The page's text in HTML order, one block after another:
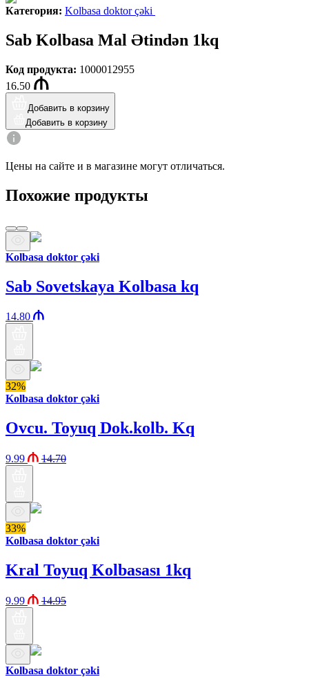
Категория: Kolbasa doktor çəki
Sab Kolbasa Mal Ətindən 1kq
Код продукта: 1000012955
16.50
Добавить в корзину
Добавить в корзину
Цены на сайте и в магазине могут отличаться.
Похожие продукты
Kolbasa doktor çəki
Sab Sovetskaya Kolbasa kq
14.80
32%
Kolbasa doktor çəki
Ovcu. Toyuq Dok.kolb. Kq
9.99 14.70
33%
Kolbasa doktor çəki
Kral Toyuq Kolbasası 1kq
9.99 14.95
Kolbasa doktor çəki